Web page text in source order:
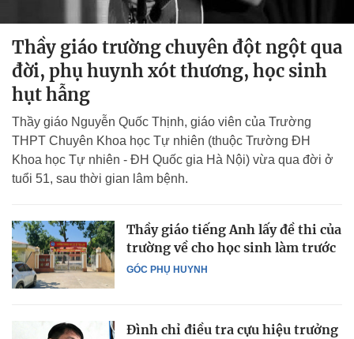
Thầy giáo trường chuyên đột ngột qua
đời, phụ huynh xót thương, học sinh
hụt hẫng
Thầy giáo Nguyễn Quốc Thịnh, giáo viên của Trường
THPT Chuyên Khoa học Tự nhiên (thuộc Trường ĐH
Khoa học Tự nhiên - ĐH Quốc gia Hà Nội) vừa qua đời ở
tuổi 51, sau thời gian lâm bệnh.
GÓC PHỤ HUYNH
Thầy giáo tiếng Anh lấy đề thi của
trường về cho học sinh làm trước
Đình chỉ điều tra cựu hiệu trưởng